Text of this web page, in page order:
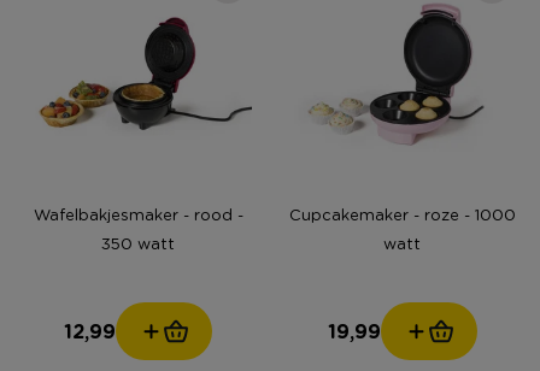
Wafelbakjesmaker - rood -
350 watt
12,99
Cupcakemaker - roze - 1000
watt
19,99